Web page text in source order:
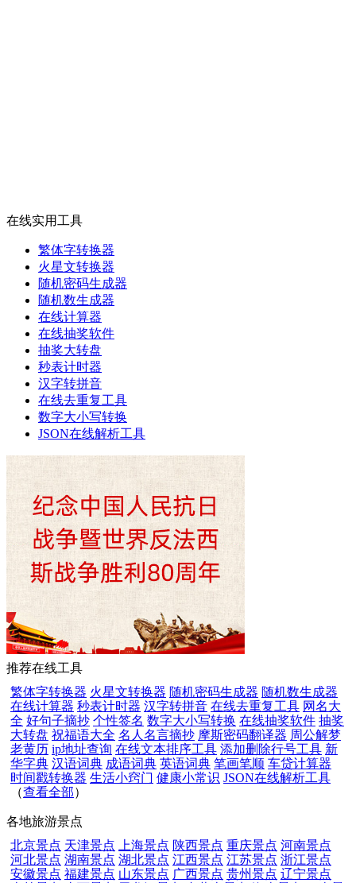
在线实用工具
繁体字转换器
火星文转换器
随机密码生成器
随机数生成器
在线计算器
在线抽奖软件
抽奖大转盘
秒表计时器
汉字转拼音
在线去重复工具
数字大小写转换
JSON在线解析工具
推荐在线工具
繁体字转换器 火星文转换器 随机密码生成器 随机数生成器
在线计算器 秒表计时器 汉字转拼音 在线去重复工具 网名大
全 好句子摘抄 个性签名 数字大小写转换 在线抽奖软件 抽奖
大转盘 祝福语大全 名人名言摘抄 摩斯密码翻译器 周公解梦
老黄历 ip地址查询 在线文本排序工具 添加删除行号工具 新
华字典 汉语词典 成语词典 英语词典 笔画笔顺 车贷计算器
时间戳转换器 生活小窍门 健康小常识 JSON在线解析工具
（查看全部）
各地旅游景点
北京景点 天津景点 上海景点 陕西景点 重庆景点 河南景点
河北景点 湖南景点 湖北景点 江西景点 江苏景点 浙江景点
安徽景点 福建景点 山东景点 广西景点 贵州景点 辽宁景点